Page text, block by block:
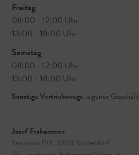
Freitag
08:00 - 12:00 Uhr
13:00 - 18:00 Uhr
Samstag
08:00 - 12:00 Uhr
13:00 - 18:00 Uhr
Sonstige Vertriebswege: eigenes Geschäft
Josef Frahammer
Tannham 11/2, 5203 Köstendorf